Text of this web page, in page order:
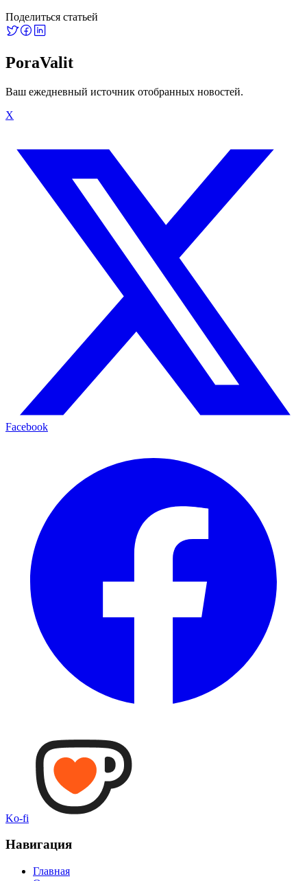
Поделиться статьей
PoraValit
Ваш ежедневный источник отобранных новостей.
X
Facebook
Ko-fi
Навигация
Главная